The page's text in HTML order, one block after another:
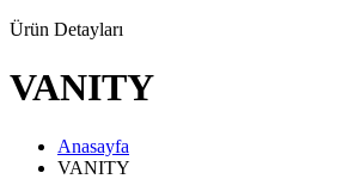
Ürün Detayları
VANITY
Anasayfa
VANITY